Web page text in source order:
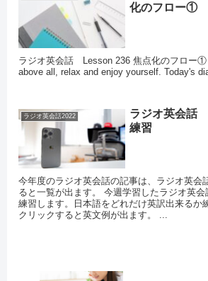
化のフロー①
ラジオ英会話 Lesson 236 焦点化のフロー①
above all, relax and enjoy yourself. Today's
ラジオ英会話2022
ラジオ英会話
練習
今年度のラジオ英会話の記事は、ラジオ英会
ると一覧が出ます。 今週学習したラジオ英
練習します。日本語をどれだけ英訳出来るか
クリックすると英文例が出ます。 ...